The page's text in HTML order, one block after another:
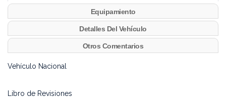
Equipamiento
Detalles Del Vehículo
Otros Comentarios
Vehículo Nacional
Libro de Revisiones